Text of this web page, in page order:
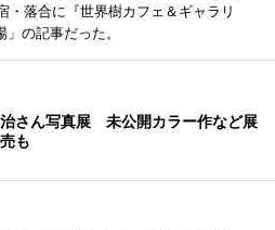
・落合に『世界樹カフェ＆ギャラリ
の記事だった。
さん写真展 未公開カラー作など展
も